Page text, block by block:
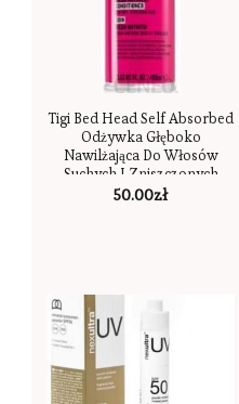
Tigi Bed Head Self Absorbed
Odżywka Głęboko
Nawilżająca Do Włosów
Suchych I Zniszczonych
50.00zł